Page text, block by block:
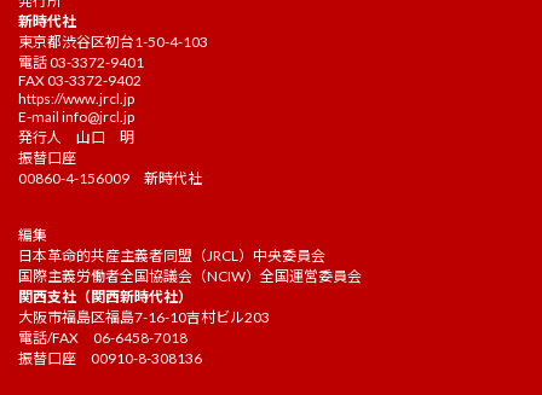
新時代社
東京都渋谷区初台1-50-4-103
電話 03-3372-9401
FAX 03-3372-9402
https://www.jrcl.jp
E-mail info@jrcl.jp
発行人 山口 明
振替口座
00860-4-156009 新時代社
編集
日本革命的共産主義者同盟（JRCL）中央委員会
国際主義労働者全国協議会（NCIW）全国運営委員会
関西支社（関西新時代社）
大阪市福島区福島7-16-10吉村ビル203
電話/FAX 06-6458-7018
振替口座 00910-8-308136